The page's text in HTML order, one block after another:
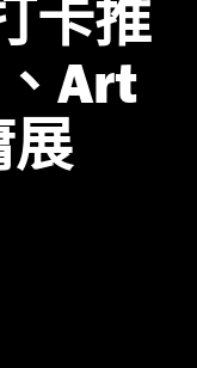
卡推
Art
展